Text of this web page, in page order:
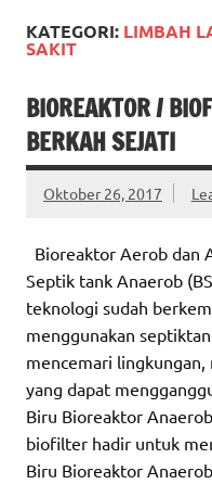
KATEGORI: LIMBAH
SAKIT
BIOREAKTOR /
BERKAH SEJATI
Oktober 26, 2017
Bioreaktor Aerob dan
Septik tank Anaerob
teknologi sudah
menggunakan
mencemari
yang dapat
Biru Bioreaktor
biofilter hadir untuk
Biru Bioreaktor